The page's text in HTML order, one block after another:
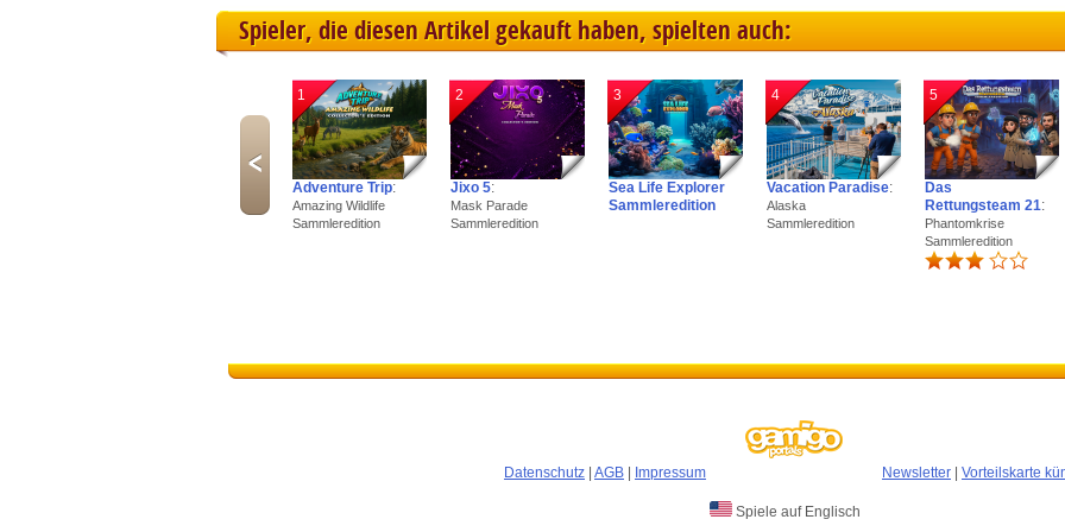
Spieler, die diesen Artikel gekauft haben, spielten auch:
1
Adventure Trip:
Amazing Wildlife
Sammleredition
2
Jixo 5:
Mask Parade
Sammleredition
3
Sea Life Explorer
Sammleredition
4
Vacation Paradise:
Alaska
Sammleredition
5
Das
Rettungsteam 21:
Phantomkrise
Sammleredition
Datenschutz AGB Impressum Newsletter Vorteilskarte
Spiele auf Englisch